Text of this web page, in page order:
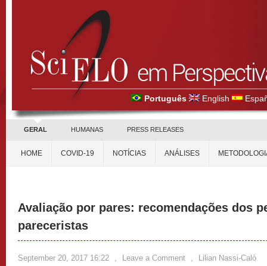
Português English
GERAL HUMANAS PRESS RELEASES
HOME COVID-19 NOTÍCIAS ANÁLISES
Avaliação por pares: recomendações dos
pareceristas
September 20, 2017 16:22 , Leave a Comment , Lilian Nassi-Calò